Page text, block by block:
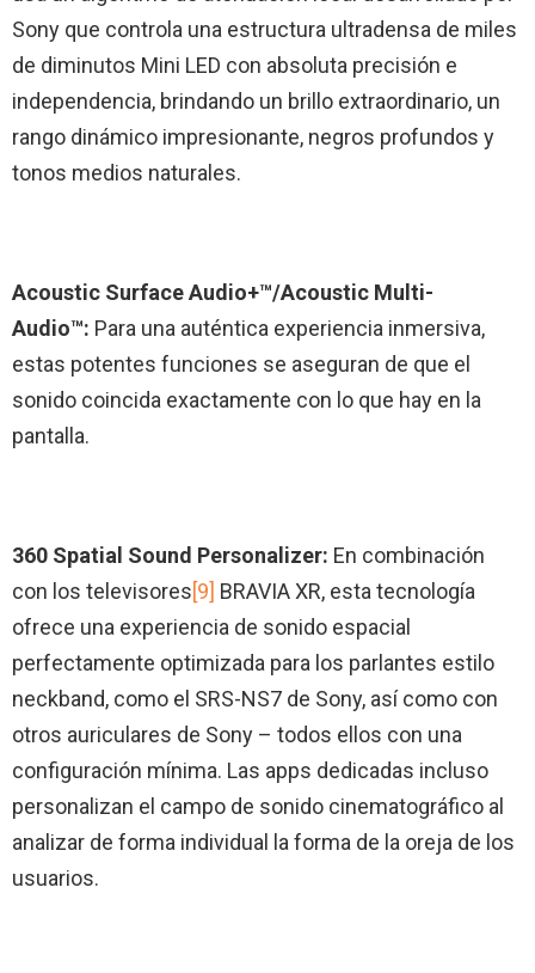
Sony que controla una estructura ultradensa de miles
de diminutos Mini LED con absoluta precisión e
independencia, brindando un brillo extraordinario, un
rango dinámico impresionante, negros profundos y
tonos medios naturales.
Acoustic Surface Audio+™/Acoustic Multi-
Audio™: Para una auténtica experiencia inmersiva,
estas potentes funciones se aseguran de que el
sonido coincida exactamente con lo que hay en la
pantalla.
360 Spatial Sound Personalizer: En combinación
con los televisores[9] BRAVIA XR, esta tecnología
ofrece una experiencia de sonido espacial
perfectamente optimizada para los parlantes estilo
neckband, como el SRS-NS7 de Sony, así como con
otros auriculares de Sony – todos ellos con una
configuración mínima. Las apps dedicadas incluso
personalizan el campo de sonido cinematográfico al
analizar de forma individual la forma de la oreja de los
usuarios.